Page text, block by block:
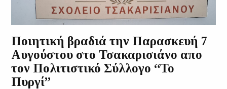
Ποιητική βραδιά την Παρασκευή 7
Αυγούστου στο Τσακαρισιάνο απο
τον Πολιτιστικό Σύλλογο “Το
Πυργί”